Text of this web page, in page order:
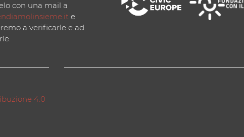
con una mail a
e
a verificarle e ad
4.0